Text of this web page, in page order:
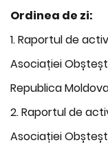
Ordinea de zi:
1. Raportul de
Asociației
Republica
2. Raportul de
Asociației